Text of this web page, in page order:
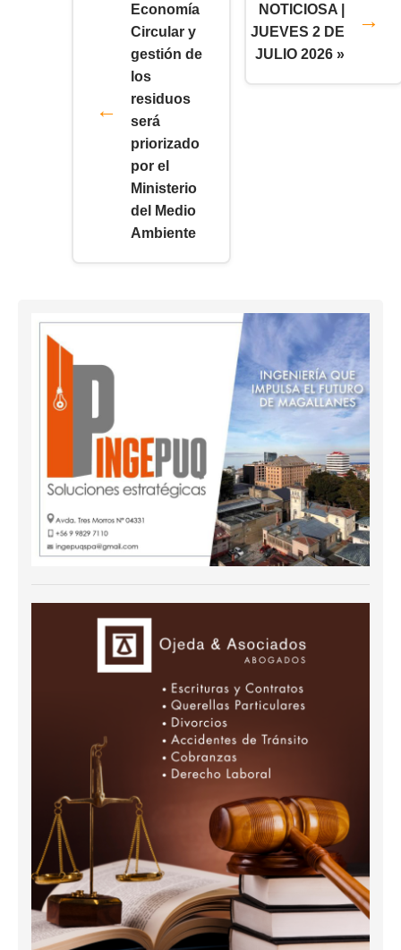
Economía
Circular y
gestión de
los
residuos
será
priorizado
por el
Ministerio
del Medio
Ambiente
NOTICIOSA |
JUEVES 2 DE
JULIO 2026 »